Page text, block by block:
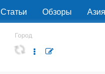
Статьи Обзоры Азия
Город